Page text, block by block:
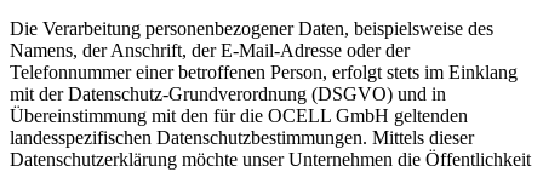
Die Verarbeitung personenbezogener Daten, beispielsweise des
Namens, der Anschrift, der E-Mail-Adresse oder der
Telefonnummer einer betroffenen Person, erfolgt stets im Einklang
mit der Datenschutz-Grundverordnung (DSGVO) und in
Übereinstimmung mit den für die OCELL GmbH geltenden
landesspezifischen Datenschutzbestimmungen. Mittels dieser
Datenschutzerklärung möchte unser Unternehmen die Öffentlichkeit